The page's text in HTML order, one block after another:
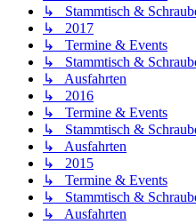
↳ Stammtisch &
↳ 2017
↳ Termine & Events
↳ Stammtisch &
↳ Ausfahrten
↳ 2016
↳ Termine & Events
↳ Stammtisch &
↳ Ausfahrten
↳ 2015
↳ Termine & Events
↳ Stammtisch &
↳ Ausfahrten